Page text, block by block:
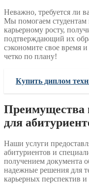
Неважно, требуется ли
Мы помогаем студентам
карьерному росту,
подтверждающий их
сэкономите свое время
четко по плану!
Купить диплом
Преимущества
для
Наши услуги
абитуриентов и
получением документа
надежные решения для
карьерных перспектив и